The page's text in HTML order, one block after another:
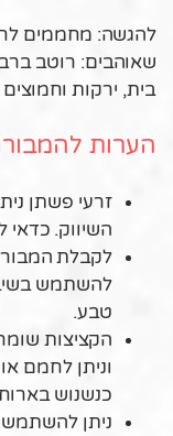
להגשה: מחממים
שאוהבים: רוטב
בית, ירקות
הערות
זרעי פשתן
השיווק. כדאי
לקבלת
להשתמש
טבע.
הקציצות
וניתן לחמם
כנשנוש
ניתן